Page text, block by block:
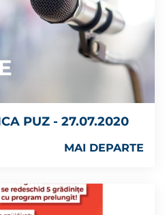
PUZ - 27.07.2020
MAI DEPARTE